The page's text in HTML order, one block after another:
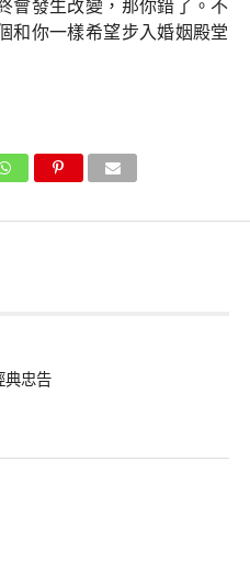
會發生改變，那你錯了。不
和你一樣希望步入婚姻殿堂
典忠告